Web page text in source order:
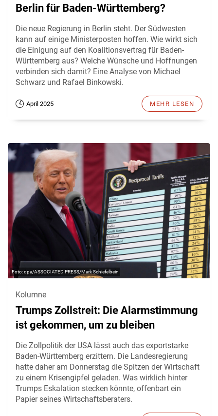
Berlin für Baden-Württemberg?
Die neue Regierung in Berlin steht. Der Südwesten
kann auf einige Ministerposten hoffen. Wie wirkt sich
die Einigung auf den Koalitionsvertrag für Baden-
Württemberg aus? Welche Wünsche und Hoffnungen
verbinden sich damit? Eine Analyse von Michael
Schwarz und Rafael Binkowski.
April 2025 MEHR LESEN
dpa/ASSOCIATED PRESS/Mark Schiefelbein
Kolumne
Trumps Zollstreit: Die Alarmstimmung
ist gekommen, um zu bleiben
Die Zollpolitik der USA lässt auch das exportstarke
Baden-Württemberg erzittern. Die Landesregierung
hatte daher am Donnerstag die Spitzen der Wirtschaft
zu einem Krisengipfel geladen. Was wirklich hinter
Trumps Eskalation stecken könnte, offenbart ein
Papier seines Wirtschaftsberaters.